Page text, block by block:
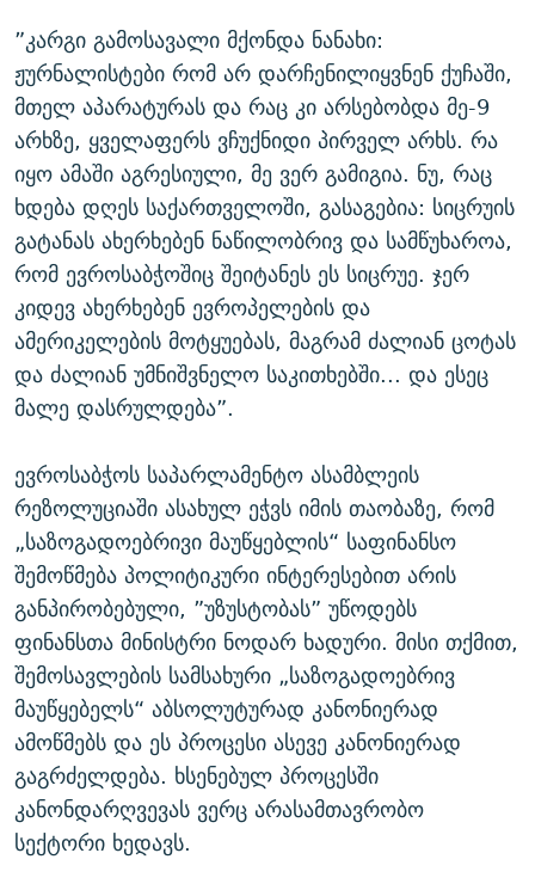
”კარგი გამოსავალი მქონდა ნანახი:
ჟურნალისტები რომ არ დარჩენილიყვნენ ქუჩაში,
მთელ აპარატურას და რაც კი არსებობდა მე-9
არხზე, ყველაფერს ვჩუქნიდი პირველ არხს. რა
იყო ამაში აგრესიული, მე ვერ გამიგია. ნუ, რაც
ხდება დღეს საქართველოში, გასაგებია: სიცრუის
გატანას ახერხებენ ნაწილობრივ და სამწუხაროა,
რომ ევროსაბჭოშიც შეიტანეს ეს სიცრუე. ჯერ
კიდევ ახერხებენ ევროპელების და
ამერიკელების მოტყუებას, მაგრამ ძალიან ცოტას
და ძალიან უმნიშვნელო საკითხებში... და ესეც
მალე დასრულდება”.
ევროსაბჭოს საპარლამენტო ასამბლეის
რეზოლუციაში ასახულ ეჭვს იმის თაობაზე, რომ
„საზოგადოებრივი მაუწყებლის“ საფინანსო
შემოწმება პოლიტიკური ინტერესებით არის
განპირობებული, ”უზუსტობას” უწოდებს
ფინანსთა მინისტრი ნოდარ ხადური. მისი თქმით,
შემოსავლების სამსახური „საზოგადოებრივ
მაუწყებელს“ აბსოლუტურად კანონიერად
ამოწმებს და ეს პროცესი ასევე კანონიერად
გაგრძელდება. ხსენებულ პროცესში
კანონდარღვევას ვერც არასამთავრობო
სექტორი ხედავს.